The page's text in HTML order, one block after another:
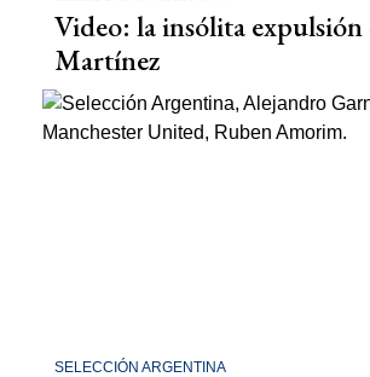
Video: la insólita
Martínez
SELECCIÓN ARGENTINA